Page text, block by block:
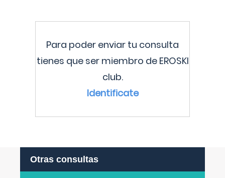
Para poder enviar tu consulta
tienes que ser miembro de EROSKI
club.
Identificate
Otras consultas